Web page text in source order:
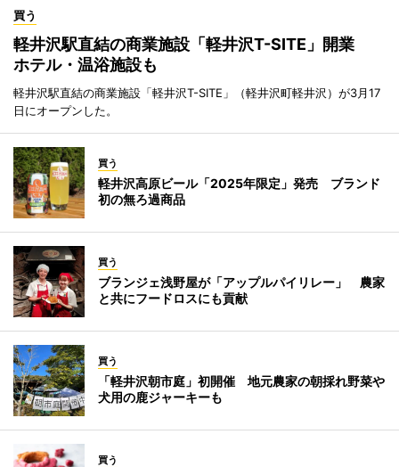
買う
軽井沢駅直結の商業施設「軽井沢T-SITE」開業
ホテル・温浴施設も
軽井沢駅直結の商業施設「軽井沢T-SITE」（軽井沢町軽井沢）が3月17
日にオープンした。
買う
軽井沢高原ビール「2025年限定」発売 ブランド
初の無ろ過商品
買う
ブランジェ浅野屋が「アップルパイリレー」 農家
と共にフードロスにも貢献
買う
「軽井沢朝市庭」初開催 地元農家の朝採れ野菜や
犬用の鹿ジャーキーも
買う